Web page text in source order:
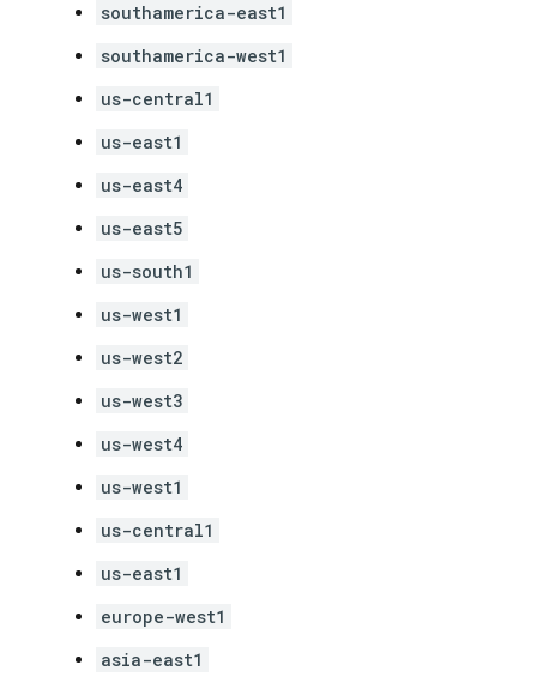
southamerica-east1
southamerica-west1
us-central1
us-east1
us-east4
us-east5
us-south1
us-west1
us-west2
us-west3
us-west4
us-west1
us-central1
us-east1
europe-west1
asia-east1